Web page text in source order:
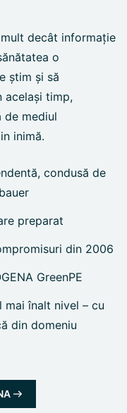
decât informație
o
știm și să
același timp,
de mediul
inimă.
condusă de
preparat
din 2006
GreenPE
înalt nivel – cu
din domeniu